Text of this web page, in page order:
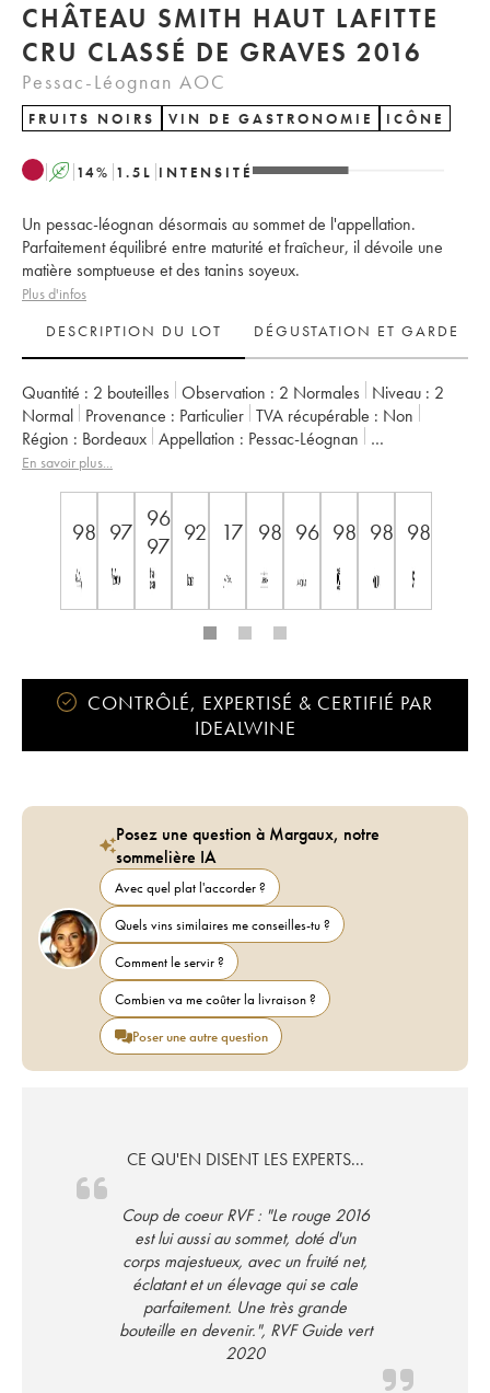
CHÂTEAU SMITH HAUT LAFITTE
CRU CLASSÉ DE GRAVES 2016
Pessac-Léognan AOC
FRUITS NOIRS VIN DE GASTRONOMIE ICÔNE
A 14% 1.5 L INTENSITÉ
Un pessac-léognan désormais au sommet de l'appellation.
Parfaitement équilibré entre maturité et fraîcheur, il dévoile une
matière somptueuse et des tanins soyeux.
Plus d'infos
DESCRIPTION DU LOT
DÉGUSTATION ET GARDE
Quantité : 2 bouteilles Observation : 2 Normales Niveau : 2
Normal
Provenance : particulier TVA récupérable :
non
Région :
Bordeaux Appellation : Pessac-Léognan
Classement :
En savoir plus...
98 97 96-
97 92 17 98 96 98 98 98
CONTRÔLÉ, EXPERTISÉ & CERTIFIÉ PAR
IDEALWINE
Posez une question à Margaux, notre
sommelière IA
Avec quel plat l'accorder ?
Quels vins similaires me conseilles-tu ?
Comment le servir ?
Combien va me coûter la livraison ?
Poser une autre question
CE QU'EN DISENT LES EXPERTS...
Coup de coeur RVF : "Le rouge 2016
est lui aussi au sommet, doté d'un
corps majestueux, avec un fruité net,
éclatant et un élevage qui se cale
parfaitement. Une très grande
bouteille en devenir.", RVF Guide vert
2020